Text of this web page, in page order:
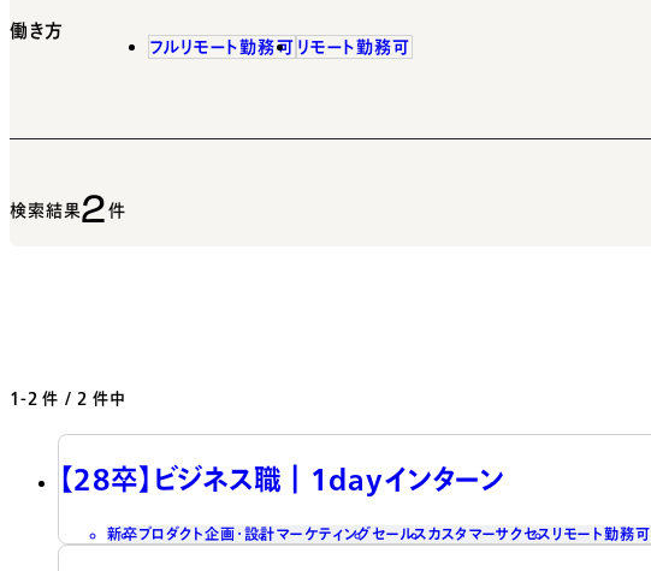
働き方
フルリモート勤務可 リモート勤務可
検索結果2件
1-2 件 / 2 件中
【28卒】ビジネス職┃1dayインターン
新卒プロダクト企画・設計マーケティングセールスカスタマーサクセス リモート勤務可